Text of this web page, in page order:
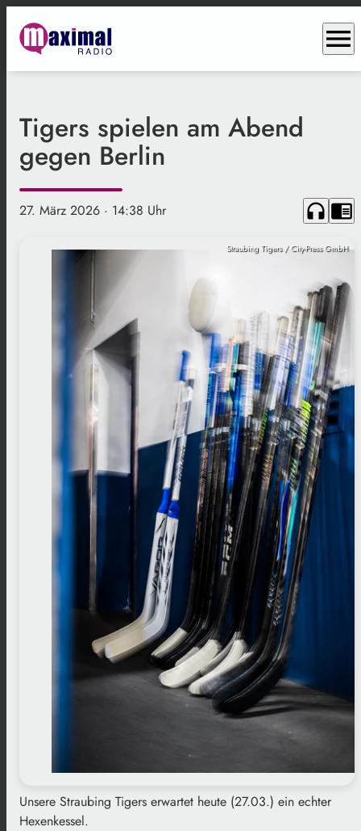
menu
Tigers spielen am Abend
gegen Berlin
27. März 2026 · 14:38 Uhr headphones chrome_reader_mode
Straubing Tigers / City-Press GmbH
Unsere Straubing Tigers erwartet heute (27.03.) ein echter
Hexenkessel.